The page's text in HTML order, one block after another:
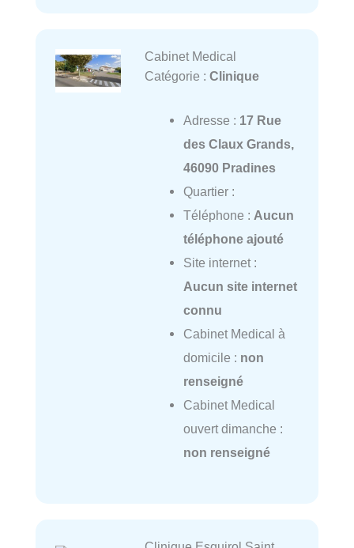
Cabinet Medical
Catégorie : Clinique
Adresse : 17 Rue
des Claux Grands,
46090 Pradines
Quartier :
Téléphone : Aucun
téléphone ajouté
Site internet :
Aucun site internet
connu
Cabinet Medical à
domicile : non
renseigné
Cabinet Medical
ouvert dimanche :
non renseigné